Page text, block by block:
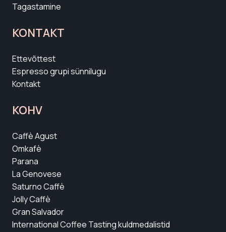
Tagastamine
KONTAKT
Ettevõttest
Espresso grupi sünnilugu
Kontakt
KOHV
Caffè Agust
Omkafè
Parana
La Genovese
Saturno Caffè
Jolly Caffè
Gran Salvador
International Coffee Tasting kuldmedalistid